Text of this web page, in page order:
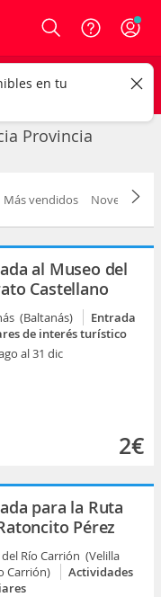
Login
CAMBIAR
Provincia
Más vendidos Novedad
al Museo del
Castellano
(Baltanás)
Entrada
de interés turístico
al 31 dic
2€
para la Ruta
Pérez
Río Carrión (Velilla
Carrión)
Actividades
en tu